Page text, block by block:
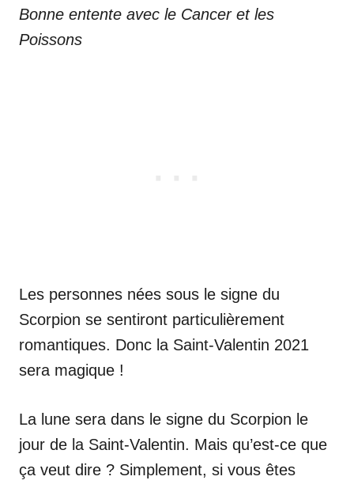
Bonne entente avec le Cancer et les
Poissons
Les personnes nées sous le signe du
Scorpion se sentiront particulièrement
romantiques. Donc la Saint-Valentin 2021
sera magique !
La lune sera dans le signe du Scorpion le
jour de la Saint-Valentin. Mais qu’est-ce que
ça veut dire ? Simplement, si vous êtes